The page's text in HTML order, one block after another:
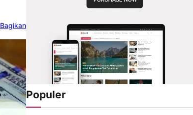
Bagikan
Populer